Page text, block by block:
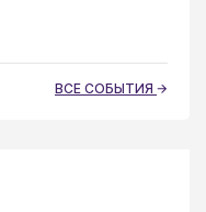
ВСЕ СОБЫТИЯ